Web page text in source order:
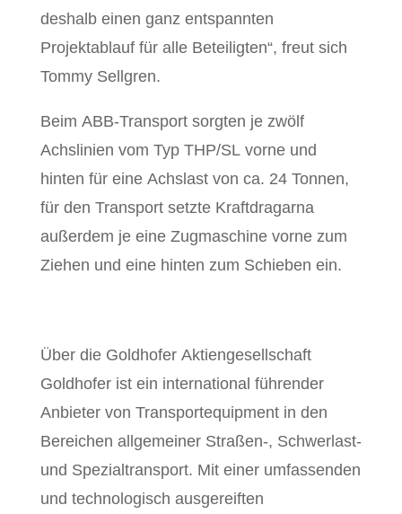
deshalb einen ganz entspannten
Projektablauf für alle Beteiligten“, freut sich
Tommy Sellgren.
Beim ABB-Transport sorgten je zwölf
Achslinien vom Typ THP/SL vorne und
hinten für eine Achslast von ca. 24 Tonnen,
für den Transport setzte Kraftdragarna
außerdem je eine Zugmaschine vorne zum
Ziehen und eine hinten zum Schieben ein.
Über die Goldhofer Aktiengesellschaft
Goldhofer ist ein international führender
Anbieter von Transportequipment in den
Bereichen allgemeiner Straßen-, Schwerlast-
und Spezialtransport. Mit einer umfassenden
und technologisch ausgereiften